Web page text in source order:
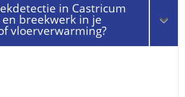
in Castricum
breekwerk in je
vloerverwarming?